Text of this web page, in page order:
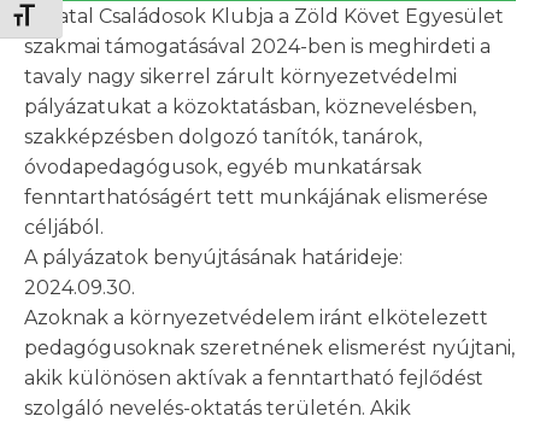
Betűméret váltása
A Fiatal Családosok Klubja a Zöld Követ Egyesület
szakmai támogatásával 2024-ben is meghirdeti a
tavaly nagy sikerrel zárult környezetvédelmi
pályázatukat a közoktatásban, köznevelésben,
szakképzésben dolgozó tanítók, tanárok,
óvodapedagógusok, egyéb munkatársak
fenntarthatóságért tett munkájának elismerése
céljából.
A pályázatok benyújtásának határideje:
2024.09.30.
Azoknak a környezetvédelem iránt elkötelezett
pedagógusoknak szeretnének elismerést nyújtani,
akik különösen aktívak a fenntartható fejlődést
szolgáló nevelés-oktatás területén. Akik